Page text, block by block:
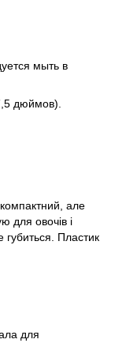
мыть в
дюймов).
але
для овочів і
губиться. Пластик
для